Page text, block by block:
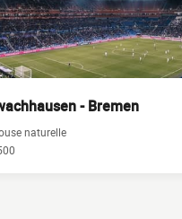
- Bremen
naturelle